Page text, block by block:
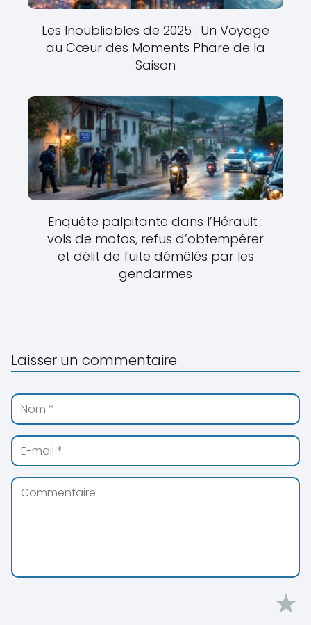
Les Inoubliables de 2025 : Un Voyage
au Cœur des Moments Phare de la
Saison
Enquête palpitante dans l’Hérault :
vols de motos, refus d’obtempérer
et délit de fuite démêlés par les
gendarmes
Laisser un commentaire
★